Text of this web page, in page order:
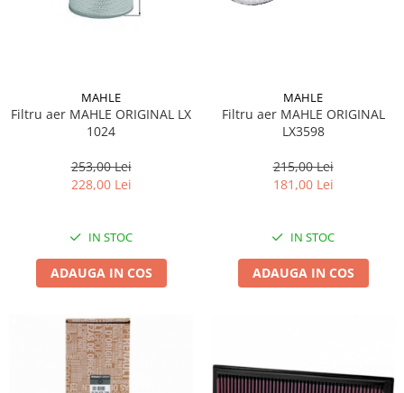
MAHLE
Filtru aer MAHLE ORIGINAL LX
1024
253,00 Lei
228,00 Lei
IN STOC
ADAUGA IN COS
MAHLE
Filtru aer MAHLE ORIGINAL
LX3598
215,00 Lei
181,00 Lei
IN STOC
ADAUGA IN COS